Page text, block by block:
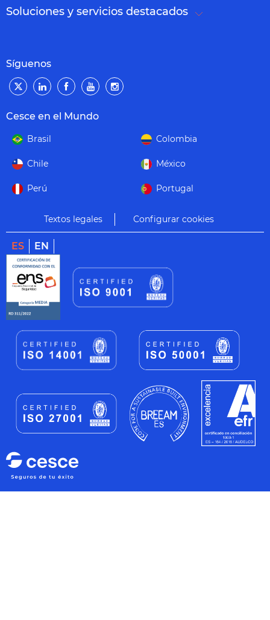
Soluciones y servicios destacados
Síguenos
Cesce en el Mundo
Brasil Colombia
Chile México
Perú Portugal
Textos legales Configurar cookies
ES EN